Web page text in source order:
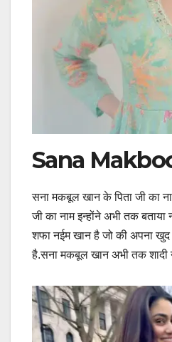
Sana
सना मकबूल खान के पिता जी का
जी का नाम इन्होंने अभी तक बताया
शफा नईम खान है जो की अपना
है.सना मकबूल खान अभी तक शादी